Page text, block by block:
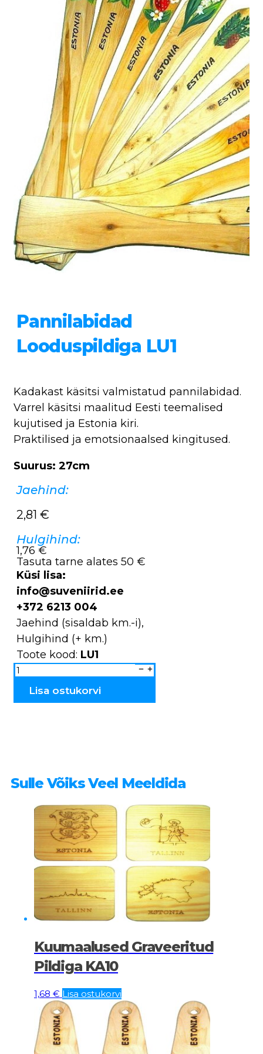
Pannilabidad
Looduspildiga LU1
Kadakast käsitsi valmistatud pannilabidad.
Varrel käsitsi maalitud Eesti teemalised
kujutised ja Estonia kiri.
Praktilised ja emotsionaalsed kingitused.
Suurus: 27cm
Jaehind:
2,81 €
Hulgihind:
1,76 €
Tasuta tarne alates 50 €
Küsi lisa:
info@suveniirid.ee
+372 6213 004
Jaehind (sisaldab km.-i),
Hulgihind (+ km.)
Toote kood: LU1
Pannilabidad
looduspildiga
LU1
Lisa ostukorvi
Sulle Võiks Veel Meeldida
Kuumaalused Graveeritud
Pildiga KA10
1,68 € Lisa ostukorvi